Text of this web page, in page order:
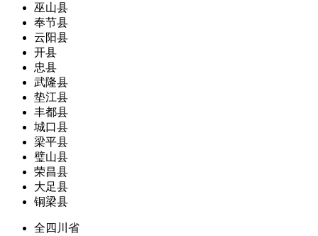
巫山县
奉节县
云阳县
开县
忠县
武隆县
垫江县
丰都县
城口县
梁平县
璧山县
荣昌县
大足县
铜梁县
全四川省